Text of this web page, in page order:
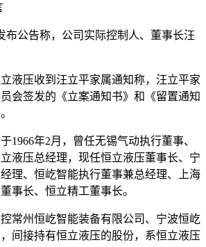
布公告称，公司实际控制人、董事长汪
液压收到汪立平家属通知称，汪立平家
会签发的《立案通知书》和《留置通知
1966年2月，曾任无锡气动执行董事、
液压总经理，现任恒立液压董事长、宁
理、恒屹智能执行董事兼总经理、上海
事长、恒立精工董事长。
常州恒屹智能装备有限公司、宁波恒屹
间接持有恒立液压的股份，系恒立液压